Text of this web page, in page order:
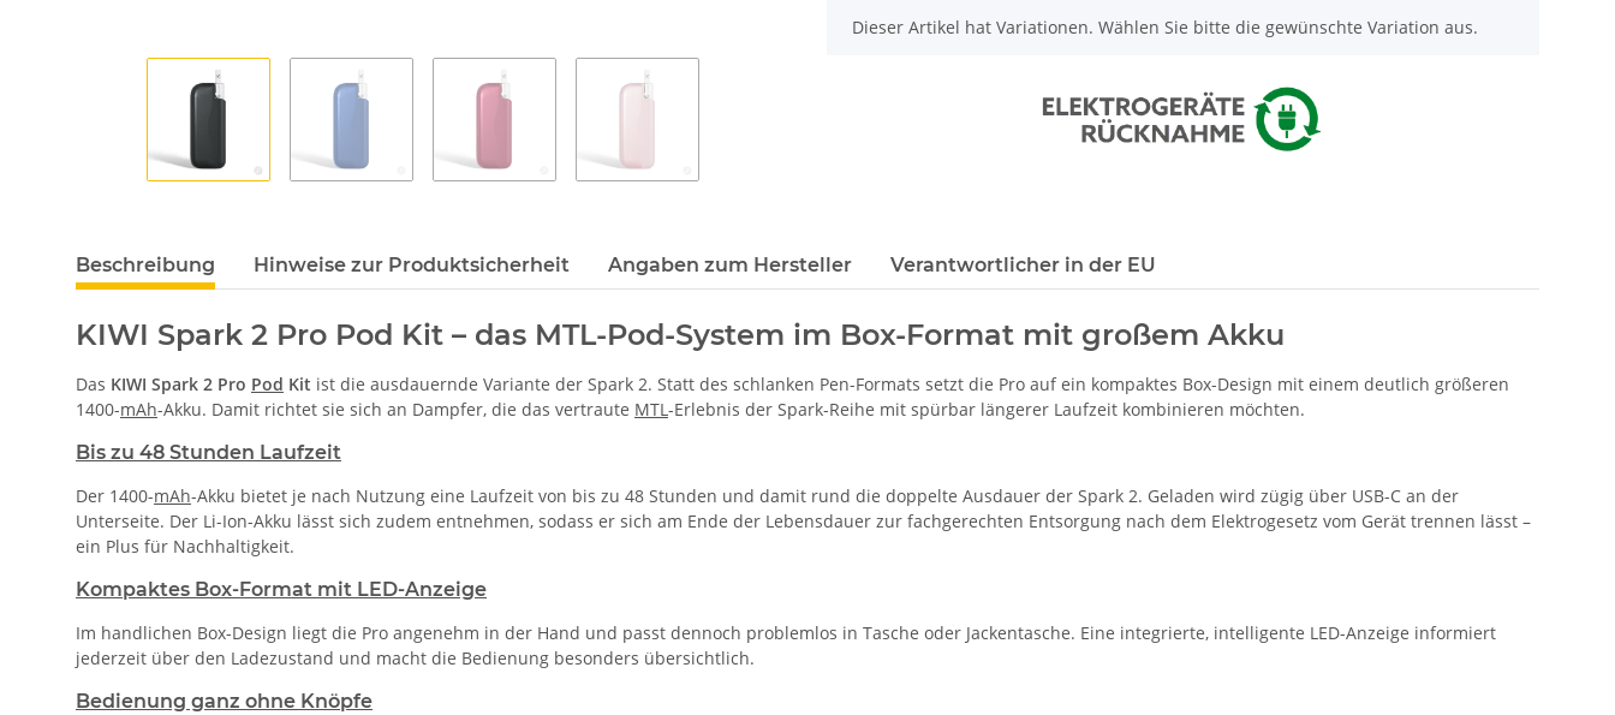
x
Dieser Artikel hat Variationen. Wählen Sie bitte die gewünschte Variation aus.
Beschreibung Hinweise zur Produktsicherheit Angaben zum Hersteller Verantwortlicher in der EU
KIWI Spark 2 Pro Pod Kit – das MTL-Pod-System im Box-Format mit großem Akku
Das KIWI Spark 2 Pro Pod Kit ist die ausdauernde Variante der Spark 2. Statt des schlanken Pen-Formats setzt die Pro auf ein kompaktes Box-Design mit einem deutlich größeren
1400-mAh-Akku. Damit richtet sie sich an Dampfer, die das vertraute MTL-Erlebnis der Spark-Reihe mit spürbar längerer Laufzeit kombinieren möchten.
Bis zu 48 Stunden Laufzeit
Der 1400-mAh-Akku bietet je nach Nutzung eine Laufzeit von bis zu 48 Stunden und damit rund die doppelte Ausdauer der Spark 2. Geladen wird zügig über USB-C an der
Unterseite. Der Li-Ion-Akku lässt sich zudem entnehmen, sodass er sich am Ende der Lebensdauer zur fachgerechten Entsorgung nach dem Elektrogesetz vom Gerät trennen lässt –
ein Plus für Nachhaltigkeit.
Kompaktes Box-Format mit LED-Anzeige
Im handlichen Box-Design liegt die Pro angenehm in der Hand und passt dennoch problemlos in Tasche oder Jackentasche. Eine integrierte, intelligente LED-Anzeige informiert
jederzeit über den Ladezustand und macht die Bedienung besonders übersichtlich.
Bedienung ganz ohne Knöpfe